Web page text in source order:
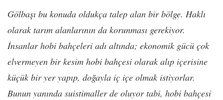
Gölbaşı bu konuda oldukça talep alan bir bölge. Haklı
olarak tarım alanlarının da korunması gerekiyor.
İnsanlar hobi bahçeleri adı altında; ekonomik gücü çok
elvermeyen bir kesim hobi bahçesi olarak alıp içerisine
küçük bir yer yapıp, doğayla iç içe olmak istiyorlar.
Bunun yanında suistimaller de oluyor tabi, hobi bahçesi